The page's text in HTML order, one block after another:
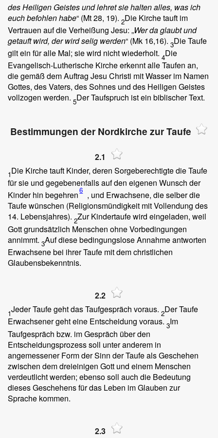
des Heiligen Geistes und lehret sie halten alles, was ich
euch befohlen habe“ (Mt 28, 19). 2Die Kirche tauft im
Vertrauen auf die Verheißung Jesu: „Wer da glaubt und
getauft wird, der wird selig werden“ (Mk 16,16). 3Die Taufe
gilt ein für alle Mal; sie wird nicht wiederholt. 4Die
Evangelisch-Lutherische Kirche erkennt alle Taufen an,
die gemäß dem Auftrag Jesu Christi mit Wasser im Namen
Gottes, des Vaters, des Sohnes und des Heiligen Geistes
vollzogen werden. 5Der Taufspruch ist ein biblischer Text.
Bestimmungen der Nordkirche zur Taufe
2.1
1Die Kirche tauft Kinder, deren Sorgeberechtigte die Taufe
für sie und gegebenenfalls auf den eigenen Wunsch der
Kinder hin begehren6 , und Erwachsene, die selber die
Taufe wünschen (Religionsmündigkeit mit Vollendung des
14. Lebensjahres). 2Zur Kindertaufe wird eingeladen, weil
Gott grundsätzlich Menschen ohne Vorbedingungen
annimmt. 3Auf diese bedingungslose Annahme antworten
Erwachsene bei ihrer Taufe mit dem christlichen
Glaubensbekenntnis.
2.2
1Jeder Taufe geht das Taufgespräch voraus. 2Der Taufe
Erwachsener geht eine Entscheidung voraus. 3Im
Taufgespräch bzw. im Gespräch über den
Entscheidungsprozess soll unter anderem in
angemessener Form der Sinn der Taufe als Geschehen
zwischen dem dreieinigen Gott und einem Menschen
verdeutlicht werden; ebenso soll auch die Bedeutung
dieses Geschehens für das Leben im Glauben zur
Sprache kommen.
2.3